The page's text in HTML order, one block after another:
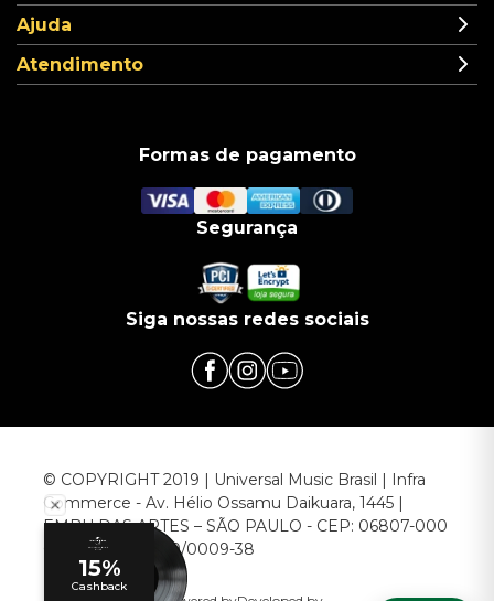
Ajuda
Atendimento
Formas de pagamento
Segurança
Siga nossas redes sociais
© COPYRIGHT 2019 | Universal Music Brasil | Infra
Commerce - Av. Hélio Ossamu Daikuara, 1445 |
EMBU DAS ARTES – SÃO PAULO - CEP: 06807-000
CNPJ: 00.952.789/0009-38